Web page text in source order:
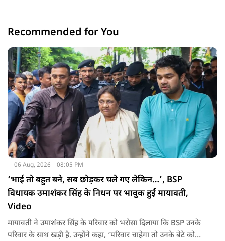
Recommended for You
06 Aug, 2026 08:05 PM
‘भाई तो बहुत बने, सब छोड़कर चले गए लेकिन…’, BSP
विधायक उमाशंकर सिंह के निधन पर भावुक हुईं मायावती,
Video
मायावती ने उमाशंकर सिंह के परिवार को भरोसा दिलाया कि BSP उनके
परिवार के साथ खड़ी है. उन्होंने कहा, ‘परिवार चाहेगा तो उनके बेटे को